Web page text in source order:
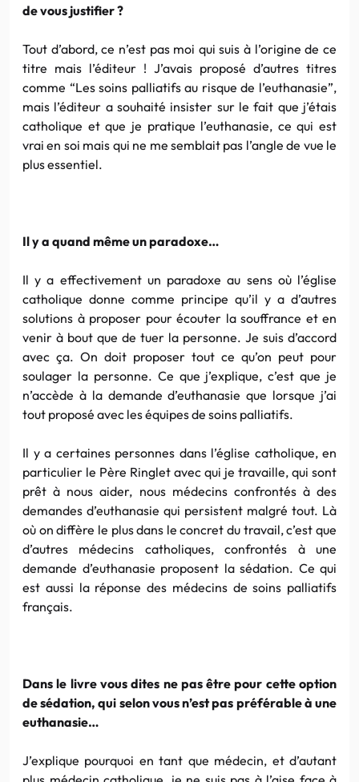
de vous justifier ?
Tout d’abord, ce n’est pas moi qui suis à l’origine de ce
titre mais l’éditeur ! J’avais proposé d’autres titres
comme “Les soins palliatifs au risque de l’euthanasie”,
mais l’éditeur a souhaité insister sur le fait que j’étais
catholique et que je pratique l’euthanasie, ce qui est
vrai en soi mais qui ne me semblait pas l’angle de vue le
plus essentiel.
Il y a quand même un paradoxe…
Il y a effectivement un paradoxe au sens où l’église
catholique donne comme principe qu’il y a d’autres
solutions à proposer pour écouter la souffrance et en
venir à bout que de tuer la personne. Je suis d’accord
avec ça. On doit proposer tout ce qu’on peut pour
soulager la personne. Ce que j’explique, c’est que je
n’accède à la demande d’euthanasie que lorsque j’ai
tout proposé avec les équipes de soins palliatifs.
Il y a certaines personnes dans l’église catholique, en
particulier le Père Ringlet avec qui je travaille, qui sont
prêt à nous aider, nous médecins confrontés à des
demandes d’euthanasie qui persistent malgré tout. Là
où on diffère le plus dans le concret du travail, c’est que
d’autres médecins catholiques, confrontés à une
demande d’euthanasie proposent la sédation. Ce qui
est aussi la réponse des médecins de soins palliatifs
français.
Dans le livre vous dites ne pas être pour cette option
de sédation, qui selon vous n’est pas préférable à une
euthanasie…
J’explique pourquoi en tant que médecin, et d’autant